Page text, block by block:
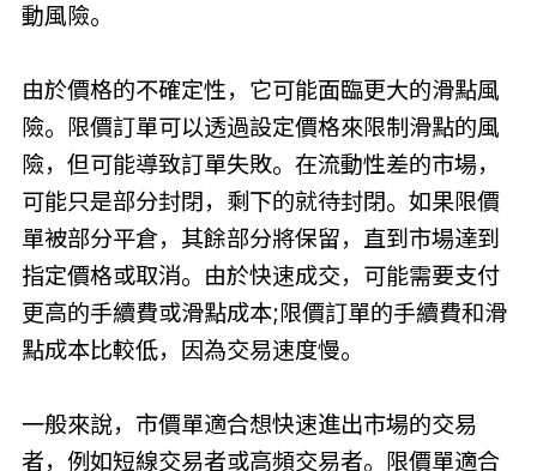
動風險。
由於價格的不確定性，它可能面臨更大的滑點風
險。限價訂單可以透過設定價格來限制滑點的風
險，但可能導致訂單失敗。在流動性差的市場，
可能只是部分封閉，剩下的就待封閉。如果限價
單被部分平倉，其餘部分將保留，直到市場達到
指定價格或取消。由於快速成交，可能需要支付
更高的手續費或滑點成本;限價訂單的手續費和滑
點成本比較低，因為交易速度慢。
一般來說，市價單適合想快速進出市場的交易
者，例如短線交易者或高頻交易者。限價單適合